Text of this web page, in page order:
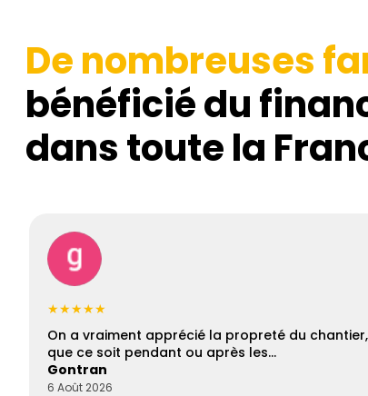
De nombreuses
bénéficié du
dans toute la
★★★★★
On a vraiment apprécié la propreté du chantier,
que ce soit pendant ou après les…
Gontran
6 Août 2026